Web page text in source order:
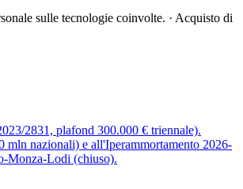
sulle tecnologie coinvolte. · Acquisto di
2831, plafond 300.000 € triennale).
nazionali) e all'Iperammortamento 2026-
Monza-Lodi (chiuso).